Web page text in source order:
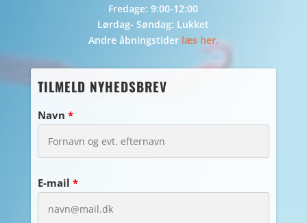
Fredage: 9:00-12:00
Lørdag- Søndag: Lukket
Andre åbningstider læs her.
TILMELD NYHEDSBREV
Navn *
E-mail *